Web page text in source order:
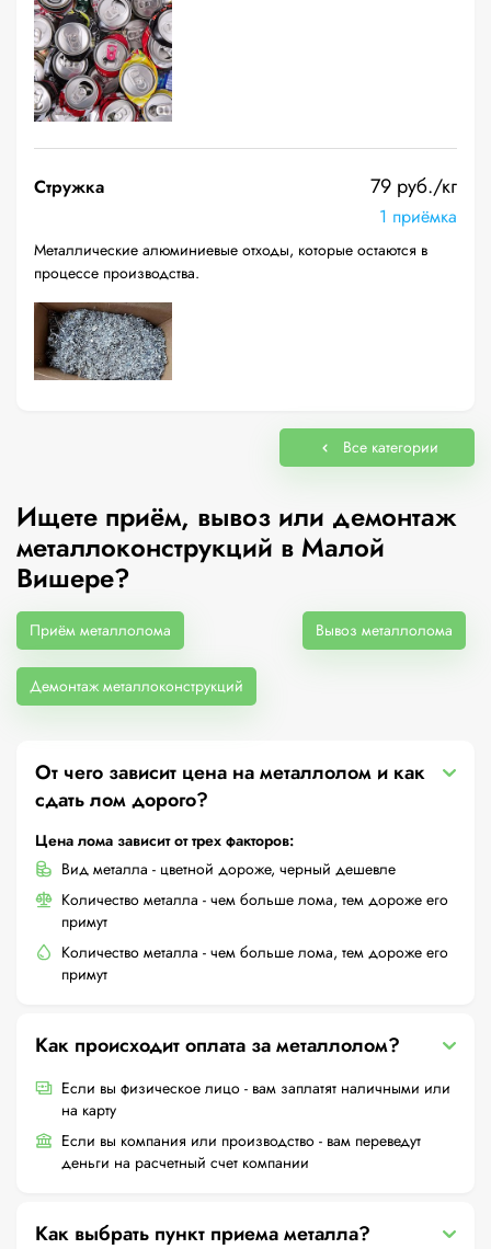
Стружка 79 руб./кг
1 приёмка
Металлические алюминиевые отходы, которые остаются в
процессе производства.
Все категории
Ищете приём, вывоз или демонтаж
металлоконструкций в Малой
Вишере?
Приём металлолома Вывоз металлолома
Демонтаж металлоконструкций
От чего зависит цена на металлолом и как
сдать лом дорого?
Цена лома зависит от трех факторов:
Вид металла - цветной дороже, черный дешевле
Количество металла - чем больше лома, тем дороже его
примут
Количество металла - чем больше лома, тем дороже его
примут
Как происходит оплата за металлолом?
Если вы физическое лицо - вам заплатят наличными или
на карту
Если вы компания или производство - вам переведут
деньги на расчетный счет компании
Как выбрать пункт приема металла?